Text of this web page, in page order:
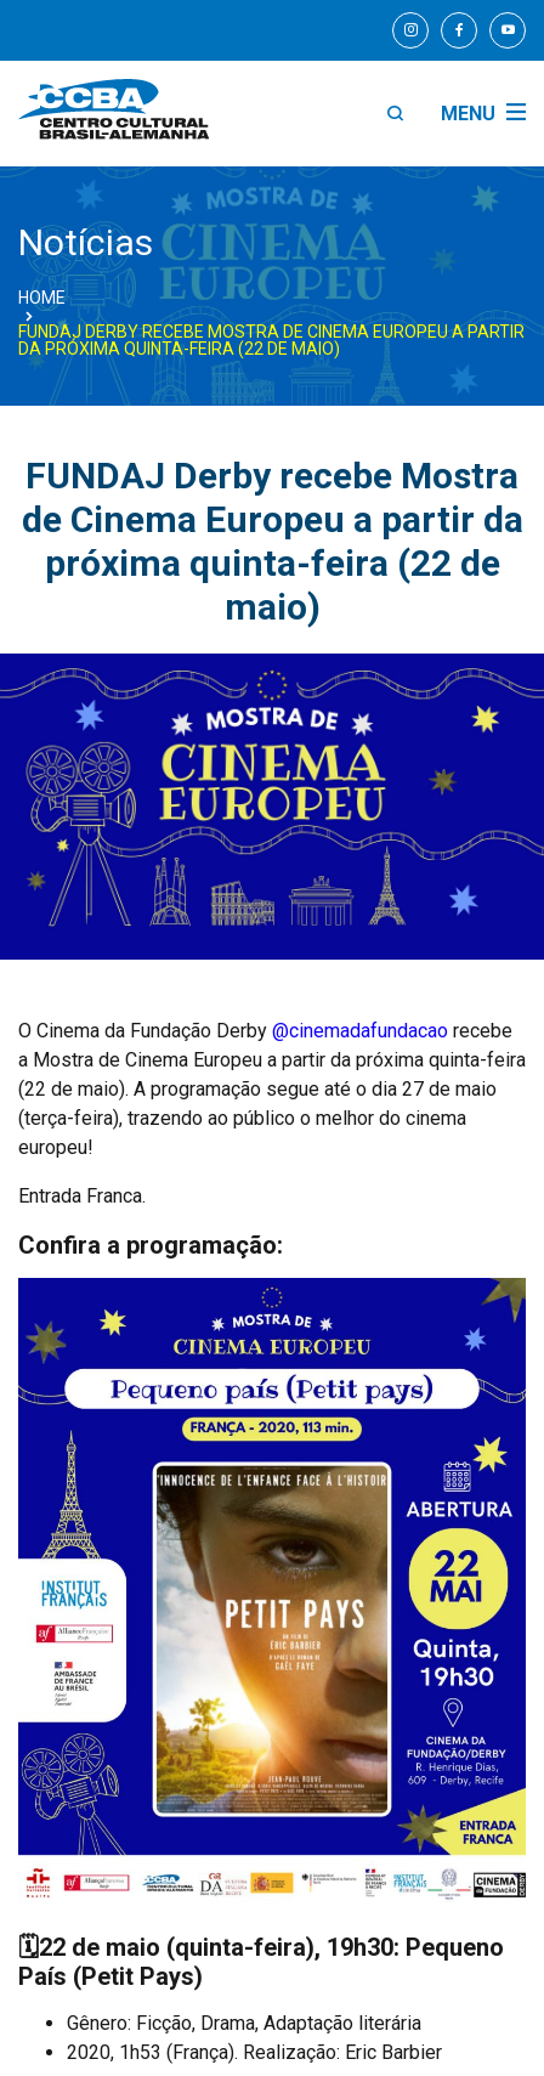
MENU
Notícias
HOME
FUNDAJ DERBY RECEBE MOSTRA DE CINEMA EUROPEU A PARTIR
DA PRÓXIMA QUINTA-FEIRA (22 DE MAIO)
FUNDAJ Derby recebe Mostra
de Cinema Europeu a partir da
próxima quinta-feira (22 de
maio)
O Cinema da Fundação Derby @cinemadafundacao recebe
a Mostra de Cinema Europeu a partir da próxima quinta-feira
(22 de maio). A programação segue até o dia 27 de maio
(terça-feira), trazendo ao público o melhor do cinema
europeu!
Entrada Franca.
Confira a programação:
🗓️22 de maio (quinta-feira), 19h30: Pequeno
País (Petit Pays)
Gênero: Ficção, Drama, Adaptação literária
2020, 1h53 (França). Realização: Eric Barbier